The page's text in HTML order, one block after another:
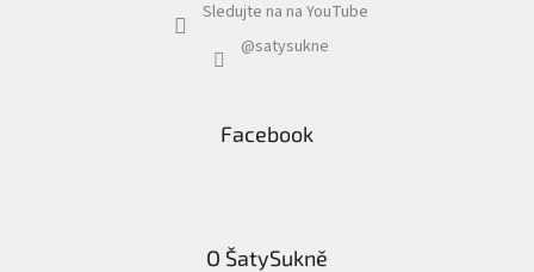
Sledujte na na YouTube
@satysukne
Facebook
O ŠatySukně